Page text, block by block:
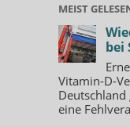
MEIST
bei
Vitamin-D-
eine